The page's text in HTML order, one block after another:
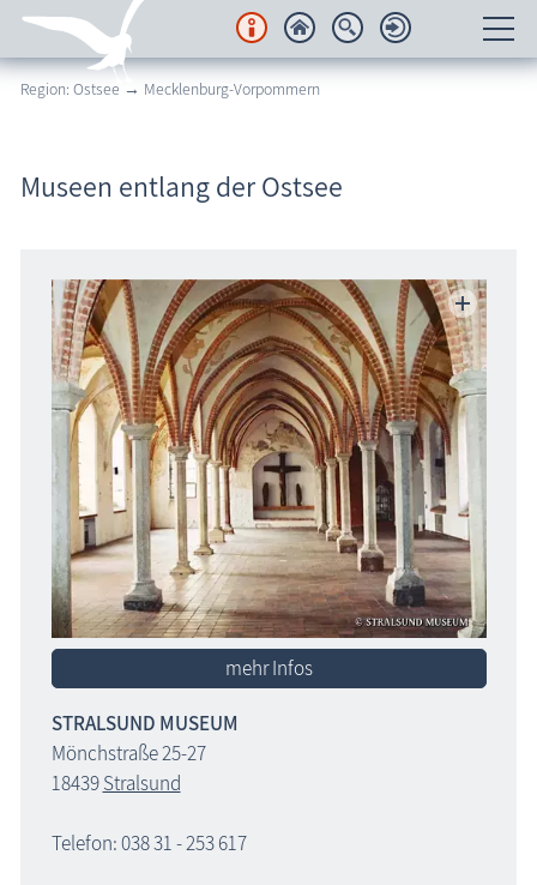
Unterkünfte
Karten
Freizeit
Wissenswertes
Veranstaltungen
Blog
Region: Ostsee → Mecklenburg-Vorpommern
Museen entlang der Ostsee
mehr Infos
STRALSUND MUSEUM
Mönchstraße 25-27
18439Stralsund
Telefon: 038 31 - 253 617